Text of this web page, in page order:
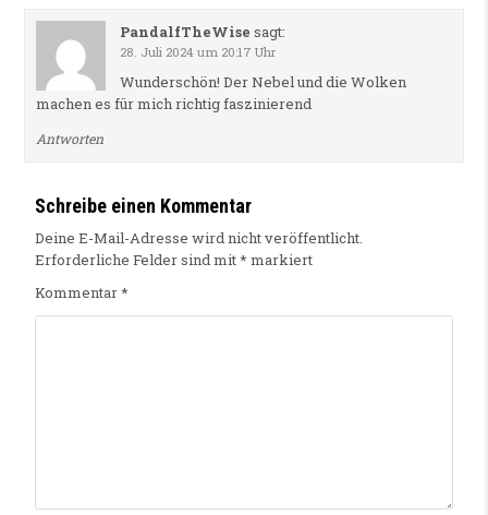
PandalfTheWise sagt:
28. Juli 2024 um 20:17 Uhr
Wunderschön! Der Nebel und die Wolken
machen es für mich richtig faszinierend
Antworten
Schreibe einen Kommentar
Deine E-Mail-Adresse wird nicht veröffentlicht.
Erforderliche Felder sind mit* markiert
Kommentar*